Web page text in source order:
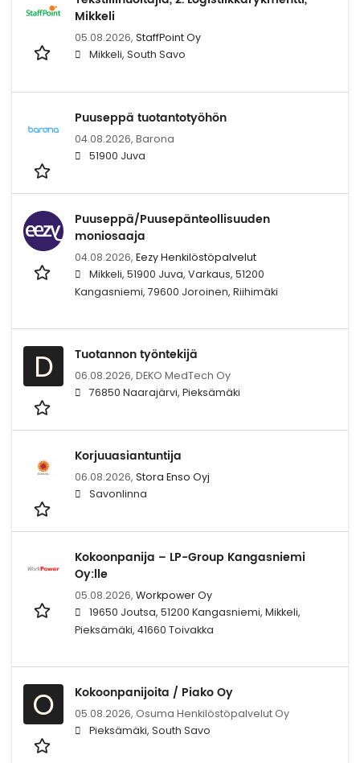
Mikkeli
05.08.2026, StaffPoint Oy
Mikkeli, South Savo
Puuseppä tuotantotyöhön
04.08.2026, Barona
51900 Juva
Puuseppä/Puusepänteollisuuden
moniosaaja
04.08.2026, Eezy Henkilöstöpalvelut
Mikkeli, 51900 Juva, Varkaus, 51200
Kangasniemi, 79600 Joroinen, Riihimäki
D Tuotannon työntekijä
06.08.2026, DEKO MedTech Oy
76850 Naarajärvi, Pieksämäki
Korjuuasiantuntija
06.08.2026, Stora Enso Oyj
Savonlinna
Kokoonpanija – LP-Group Kangasniemi
Oy:lle
05.08.2026, Workpower Oy
19650 Joutsa, 51200 Kangasniemi, Mikkeli,
Pieksämäki, 41660 Toivakka
O Kokoonpanijoita / Piako Oy
05.08.2026, Osuma Henkilöstöpalvelut Oy
Pieksämäki, South Savo